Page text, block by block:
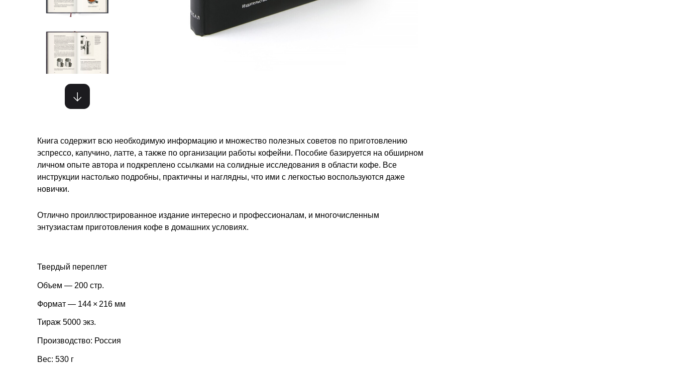
Книга содержит всю необходимую информацию и множество полезных советов по приготовлению
эспрессо, капучино, латте, а также по органи­зации работы кофейни. Пособие базируется на обширном
личном опы­те автора и подкреплено ссылками на солидные исследования в области кофе. Все
инструкции настолько подробны, практичны и наглядны, что ими с легкостью воспользуются даже
новички.
Отлично проиллюстрированное издание интересно и профессионалам, и многочисленным
энтузиастам приготовления кофе в домашних условиях.
Твердый переплет
Объем — 200 стр.
Формат — 144 × 216 мм
Тираж 5000 экз.
Производство: Россия
Вес: 530 г